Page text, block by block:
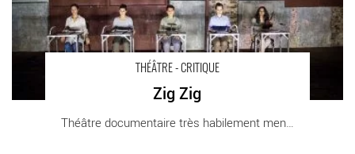
THÉÂTRE - CRITIQUE
Zig Zig
Théâtre documentaire très habilement mené, [...]